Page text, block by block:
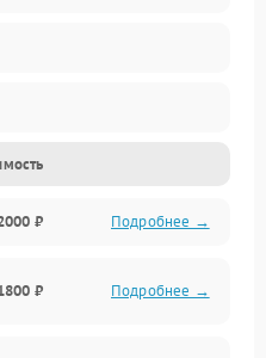
₽ Подробнее →
₽ Подробнее →